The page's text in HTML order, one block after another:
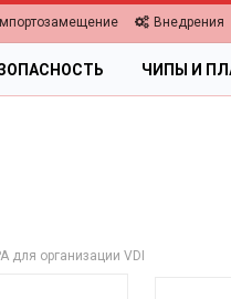
Внедрения
ЧИПЫ И
организации VDI